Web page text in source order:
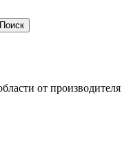
от производителя